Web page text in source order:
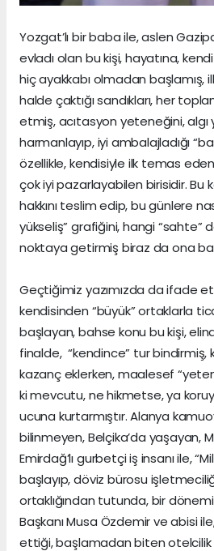
Yozgat’lı bir baba ile, aslen
evladı olan bu kişi, hayatına,
hiç ayakkabı olmadan başlamış,
halde çaktığı sandıkları, her
etmiş, acıtasyon yeteneğini,
harmanlayıp, iyi ambalajladığı
özellikle, kendisiyle ilk temas
çok iyi pazarlayabilen birisidir. Bu
hakkını teslim edip, bu günlere
yükseliş” grafiğini, hangi “sahte”
noktaya getirmiş biraz da ona
Geçtiğimiz yazımızda da ifade
kendisinden “büyük” ortaklarla
başlayan, bahse konu bu kişi,
finalde, “kendince” tur bindirmiş,
kazanç eklerken, maalesef
ki mevcutu, ne hikmetse, ya
ucuna kurtarmıştır. Alanya
bilinmeyen, Belçika’da yaşayan,
Emirdağ’lı gurbetçi iş insanı ile,
başlayıp, döviz bürosu
ortaklığından tutunda, bir
Başkanı Musa Özdemir ve abisi
ettiği, başlamadan biten otelcilik